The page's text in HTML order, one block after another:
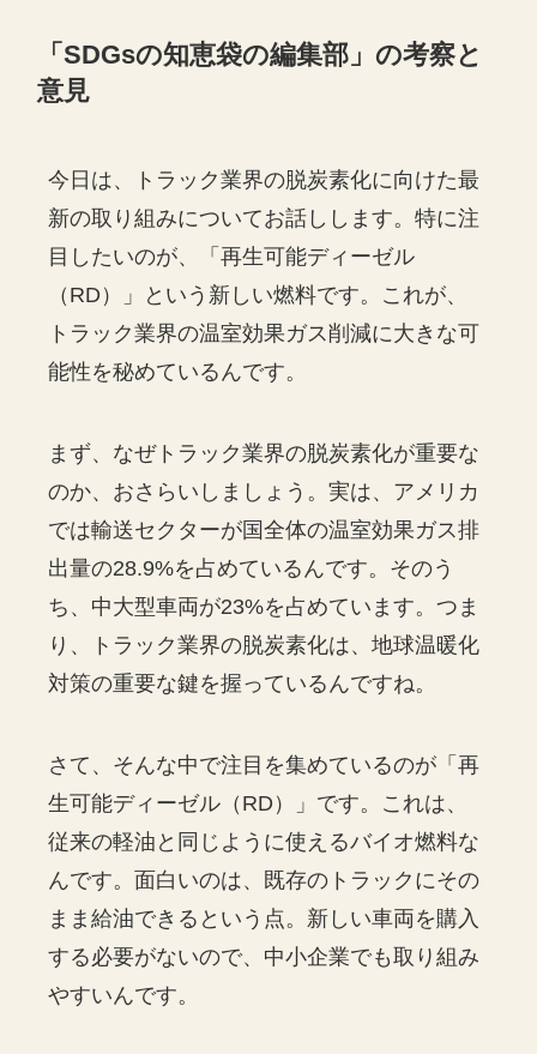
「SDGsの知恵袋の編集部」の考察と
意見
今日は、トラック業界の脱炭素化に向けた最
新の取り組みについてお話しします。特に注
目したいのが、「再生可能ディーゼル
（RD）」という新しい燃料です。これが、
トラック業界の温室効果ガス削減に大きな可
能性を秘めているんです。
まず、なぜトラック業界の脱炭素化が重要な
のか、おさらいしましょう。実は、アメリカ
では輸送セクターが国全体の温室効果ガス排
出量の28.9%を占めているんです。そのう
ち、中大型車両が23%を占めています。つま
り、トラック業界の脱炭素化は、地球温暖化
対策の重要な鍵を握っているんですね。
さて、そんな中で注目を集めているのが「再
生可能ディーゼル（RD）」です。これは、
従来の軽油と同じように使えるバイオ燃料な
んです。面白いのは、既存のトラックにその
まま給油できるという点。新しい車両を購入
する必要がないので、中小企業でも取り組み
やすいんです。